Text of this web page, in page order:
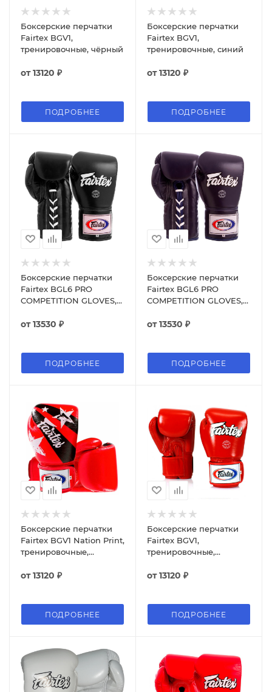
Боксерские перчатки
Fairtex BGV1,
тренировочные, чёрный
от13120 ₽
ПОДРОБНЕЕ
Боксерские перчатки
Fairtex BGV1,
тренировочные, синий
от13120 ₽
ПОДРОБНЕЕ
Боксерские перчатки
Fairtex BGL6 PRO
COMPETITION GLOVES,
чёрный
от13530 ₽
ПОДРОБНЕЕ
Боксерские перчатки
Fairtex BGL6 PRO
COMPETITION GLOVES,
синий
от13530 ₽
ПОДРОБНЕЕ
Боксерские перчатки
Fairtex BGV1 Nation Print,
тренировочные,
от13120 ₽
ПОДРОБНЕЕ
Боксерские перчатки
Fairtex BGV1,
тренировочные,
от13120 ₽
ПОДРОБНЕЕ